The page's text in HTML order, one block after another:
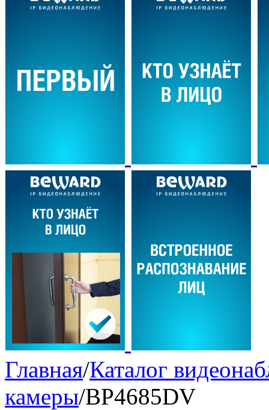
Главная/Каталог
камеры/BP4685DV